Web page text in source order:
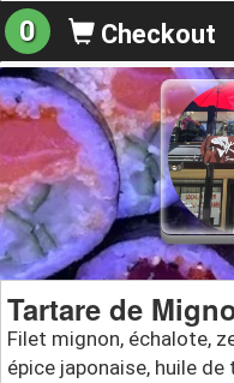
0 Checkout
Tartare de
Filet mignon, échalote,
épice japonaise, huile de